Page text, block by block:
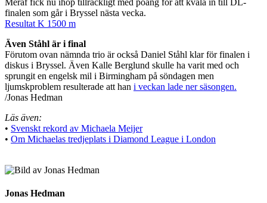
finalen som går i Bryssel nästa vecka.
Resultat K 1500 m
Även Ståhl är i final
Förutom ovan nämnda trio är också Daniel Ståhl klar för finalen i
diskus i Bryssel. Även Kalle Berglund skulle ha varit med och
sprungit en engelsk mil i Birmingham på söndagen men
ljumskproblem resulterade att han i veckan lade ner säsongen.
/Jonas Hedman
Läs även:
• Svenskt rekord av Michaela Meijer
• Om Michaelas tredjeplats i Diamond League i London
Jonas Hedman